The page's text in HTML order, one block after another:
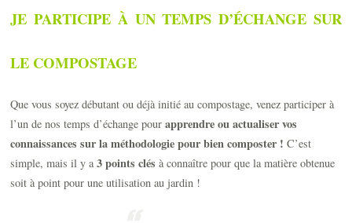
JE PARTICIPE À UN TEMPS D’ÉCHANGE SUR
LE COMPOSTAGE
Que vous soyez débutant ou déjà initié au compostage, venez participer à
l’un de nos temps d’échange pourapprendre ou actualiser vos
connaissances sur la méthodologie pour bien composter !C’est
simple, mais il y a3 points clés à connaître pour que la matière obtenue
soit à point pour une utilisation au jardin !